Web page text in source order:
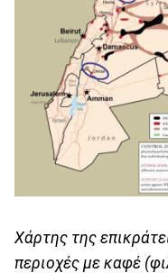
Χάρτης της
περιοχές με καφέ